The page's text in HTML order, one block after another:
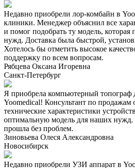
Недавно приобрели лор-комбайн в
клиники. Менеджер объяснил все
и помог подобрать ту модель, которая
нужд. Доставка была быстрой,
Хотелось бы отметить высокое
поддержку по всем вопросам.
Рябцева Оксана Игоревна
Санкт-Петербург
Я приобрела компьютерный топограф
Yoomedical! Консультант по продажам
технические характеристики
оптимальную модель для наших нужд.
прошла без проблем.
Зиновьева Олеся Александровна
Новосибирск
Недавно приобрели УЗИ аппарат в